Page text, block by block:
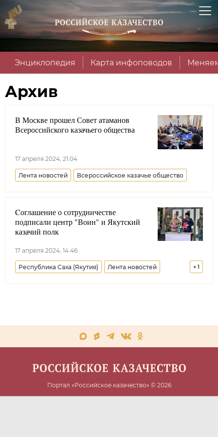
Энциклопедия Карта инфоповодов
Архив
В Москве прошел Совет атаманов
Всероссийского казачьего общества
17 апреля 2024, 21:04
Лента новостей Всероссийское казачье общество
Cоглашение о сотрудничестве
подписали центр "Воин" и Якутский
казачий полк
17 апреля 2024, 14:46
+ 1
Республика Саха (Якутия) Лента новостей
Уссурийское войсковое казачье общество
Портал «Российское казачество» © 2026